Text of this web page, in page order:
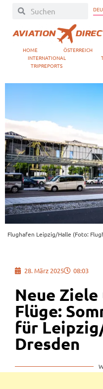
HOME ÖSTERREICH
INTERNATIONAL
TRIPREPORTS
Flughafen Leipzig/Halle (Foto:
28. März 2025 08:03
Neue Ziele
Flüge:
für
Dresden